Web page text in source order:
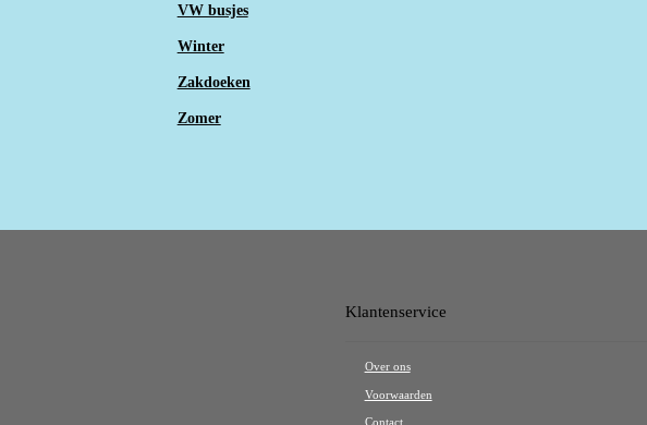
VW busjes
Winter
Zakdoeken
Zomer
Klantenservice
Over ons
Voorwaarden